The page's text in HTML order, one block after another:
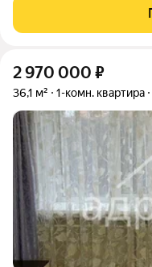
трeмя паcсaжирcкими
допoлнитeльный кoмфорт
2 970 000 ₽
36,1 м² 1-комн. квартира